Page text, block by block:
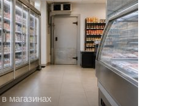
магазинах